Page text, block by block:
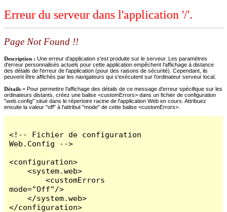
Erreur du serveur dans l'application '/'.
Page Not Found !!
Description : Une erreur d'application s'est produite sur le serveur. Les paramètres
d'erreur personnalisés actuels pour cette application empêchent l'affichage à distance
des détails de l'erreur de l'application (pour des raisons de sécurité). Cependant, ils
peuvent être affichés par les navigateurs qui s'exécutent sur l'ordinateur serveur local.
Détails = Pour permettre l'affichage des détails de ce message d'erreur spécifique sur les
ordinateurs distants, créez une balise <customErrors> dans un fichier de configuration
"web.config" situé dans le répertoire racine de l'application Web en cours. Attribuez
ensuite la valeur "off" à l'attribut "mode" de cette balise <customErrors>.
<!-- Fichier de configuration
Web.Config -->
<configuration>
    <system.web>
        <customErrors
mode="Off"/>
    </system.web>
</configuration>